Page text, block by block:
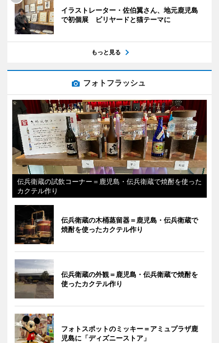
イラストレーター・佐伯翼さん、地元鹿児島
で初個展 ビリヤードと猫テーマに
もっと見る
フォトフラッシュ
伝兵衛蔵の試飲コーナー＝鹿児島・伝兵衛蔵で焼酎を使った
カクテル作り
伝兵衛蔵の木桶蒸留器＝鹿児島・伝兵衛蔵で
焼酎を使ったカクテル作り
伝兵衛蔵の外観＝鹿児島・伝兵衛蔵で焼酎を
使ったカクテル作り
フォトスポットのミッキー＝アミュプラザ鹿
児島に「ディズニーストア」